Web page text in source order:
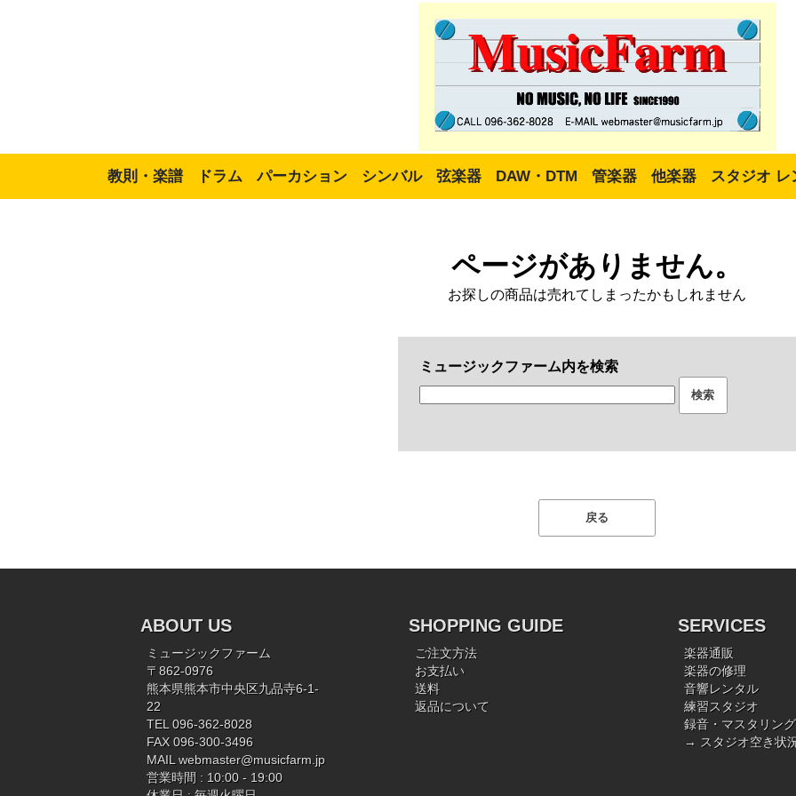
教則・楽譜 ドラム パーカション シンバル 弦楽器 DAW・DTM 管楽器 他楽器 スタジオ レ
ページがありません。
お探しの商品は売れてしまったかもしれません
ミュージックファーム内を検索
ABOUT US
ミュージックファーム
〒862-0976
熊本県熊本市中央区九品寺6-1-
22
TEL 096-362-8028
FAX 096-300-3496
MAIL webmaster@musicfarm.jp
営業時間 : 10:00 - 19:00
SHOPPING GUIDE
ご注文方法
お支払い
送料
返品について
SERVICES
楽器通販
楽器の修理
音響レンタル
練習スタジオ
録音・マスタリング
→ スタジオ空き状